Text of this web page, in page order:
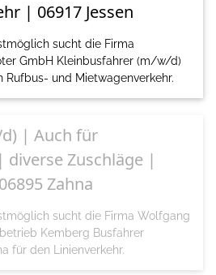
| 06917 Jessen
sucht die Firma
GmbH Kleinbusfahrer (m/w/d)
Rufbus- und Mietwagenverkehr.
| Auch für
Zuschläge |
Zahna
sucht die Firma Wolfgang
Kemberg Busfahrer
für den Linienverkehr.